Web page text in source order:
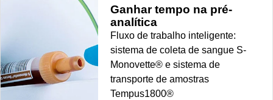
Ganhar tempo na pré-
analítica
Fluxo de trabalho inteligente:
sistema de coleta de sangue S-
Monovette® e sistema de
transporte de amostras
Tempus1800®